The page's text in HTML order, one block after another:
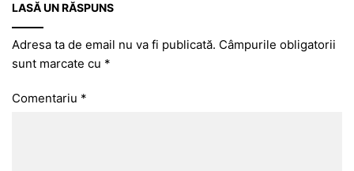
LASĂ UN RĂSPUNS
Adresa ta de email nu va fi publicată. Câmpurile obligatorii
sunt marcate cu *
Comentariu *